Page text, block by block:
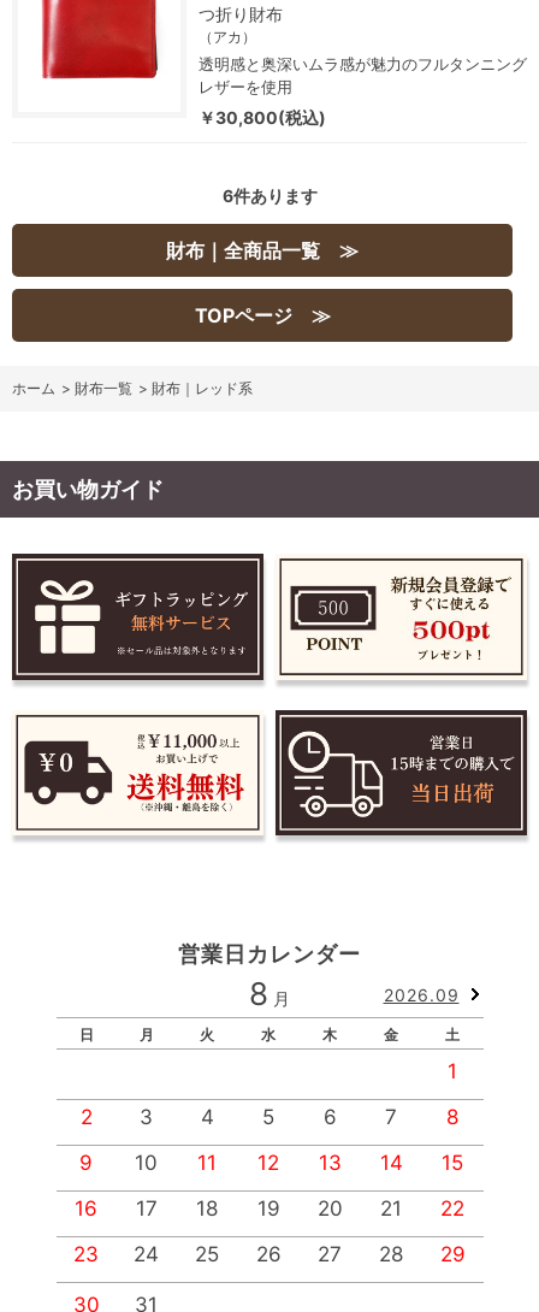
つ折り財布
（アカ）
透明感と奥深いムラ感が魅力のフルタンニング
レザーを使用
￥30,800(税込)
6件あります
財布｜全商品一覧 ≫
TOPページ ≫
ホーム > 財布一覧 > 財布｜レッド系
お買い物ガイド
営業日カレンダー
8 月 2026.09
日 月 火 水 木 金 土
1
2
3 4 5 6 7
8
9
10 11 12 13 14
15
16
17 18 19 20 21
22
23
24 25 26 27 28 29
30 31